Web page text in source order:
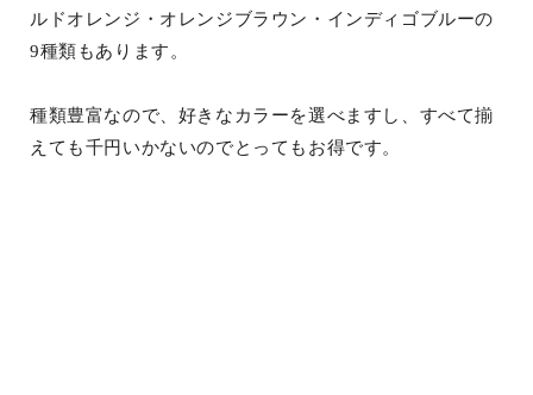
ルドオレンジ・オレンジブラウン・インディゴブルーの
9種類もあります。
種類豊富なので、好きなカラーを選べますし、すべて揃
えても千円いかないのでとってもお得です。